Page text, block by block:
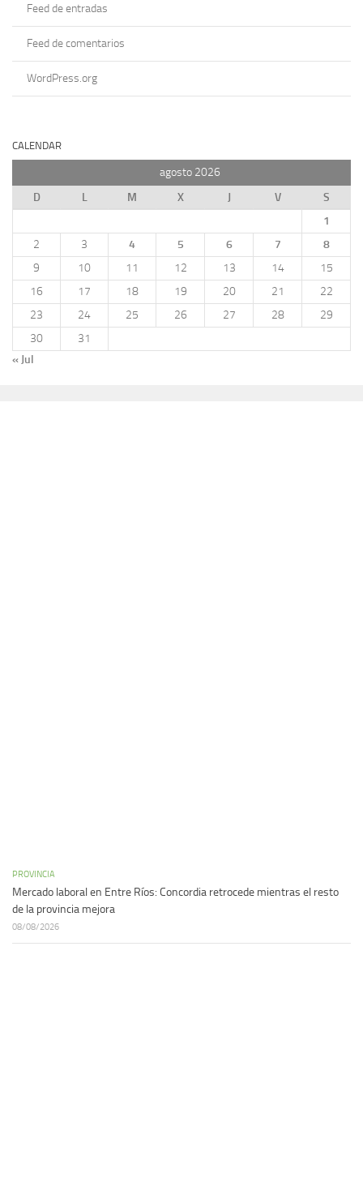
Feed de entradas
Feed de comentarios
WordPress.org
CALENDAR
agosto 2026
D
L M X J V
S
1
2
3 4 5 6 7
8
9
10 11 12 13 14
15
16
17 18 19 20 21
22
23
24 25 26 27 28
29
30
31
« Jul
PROVINCIA
Mercado laboral en Entre Ríos: Concordia retrocede mientras el resto
de la provincia mejora
08/08/2026